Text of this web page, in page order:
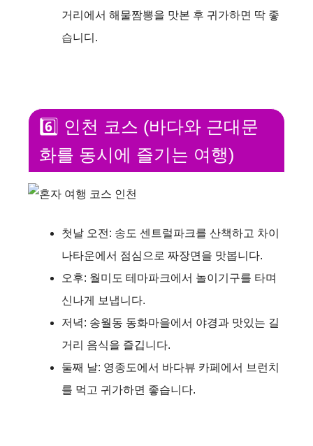
거리에서 해물짬뽕을 맛본 후 귀가하면 딱 좋
습니디.
6️⃣ 인천 코스 (바다와 근대문
화를 동시에 즐기는 여행)
첫날 오전: 송도 센트럴파크를 산책하고 차이
나타운에서 점심으로 짜장면을 맛봅니다.
오후: 월미도 테마파크에서 놀이기구를 타며
신나게 보냅니다.
저녁: 송월동 동화마을에서 야경과 맛있는 길
거리 음식을 즐깁니다.
둘째 날: 영종도에서 바다뷰 카페에서 브런치
를 먹고 귀가하면 좋습니다.